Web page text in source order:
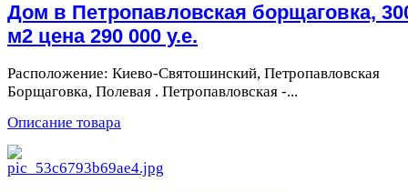
Дом в Петропавловская борщаговка,
м2 цена 290 000 у.е.
Расположение: Киево-Святошинский, Петропавловская
Борщаговка, Полевая . Петропавловская -...
Описание товара